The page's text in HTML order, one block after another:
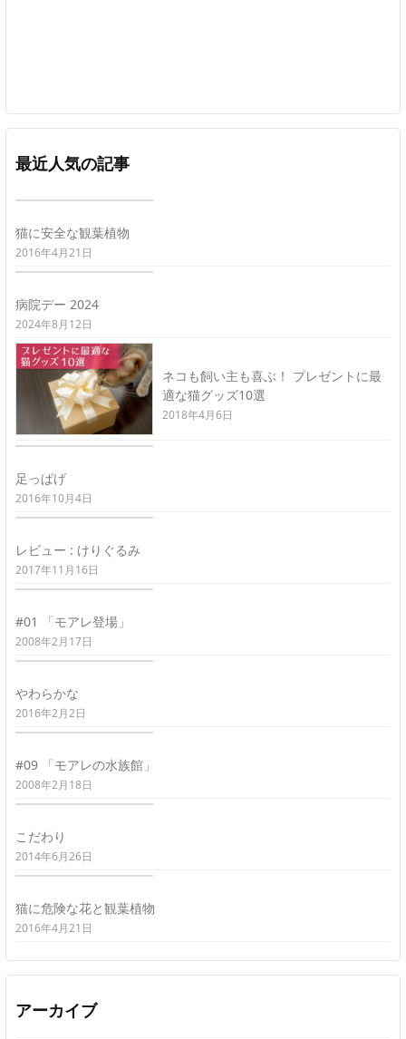
最近人気の記事
猫に安全な観葉植物
2016年4月21日
病院デー 2024
2024年8月12日
ネコも飼い主も喜ぶ！ プレゼントに最
適な猫グッズ10選
2018年4月6日
足っぱげ
2016年10月4日
レビュー : けりぐるみ
2017年11月16日
#01 「モアレ登場」
2008年2月17日
やわらかな
2016年2月2日
#09 「モアレの水族館」
2008年2月18日
こだわり
2014年6月26日
猫に危険な花と観葉植物
2016年4月21日
アーカイブ